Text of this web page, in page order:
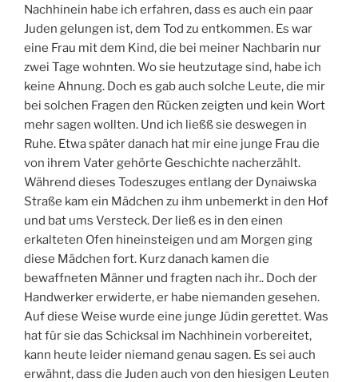
Nachhinein habe ich erfahren, dass es auch ein paar
Juden gelungen ist, dem Tod zu entkommen. Es war
eine Frau mit dem Kind, die bei meiner Nachbarin nur
zwei Tage wohnten. Wo sie heutzutage sind, habe ich
keine Ahnung. Doch es gab auch solche Leute, die mir
bei solchen Fragen den Rücken zeigten und kein Wort
mehr sagen wollten. Und ich ließß sie deswegen in
Ruhe. Etwa später danach hat mir eine junge Frau die
von ihrem Vater gehörte Geschichte nacherzählt.
Während dieses Todeszuges entlang der Dynaiwska
Straße kam ein Mädchen zu ihm unbemerkt in den Hof
und bat ums Versteck. Der ließ es in den einen
erkalteten Ofen hineinsteigen und am Morgen ging
diese Mädchen fort. Kurz danach kamen die
bewaffneten Männer und fragten nach ihr.. Doch der
Handwerker erwiderte, er habe niemanden gesehen.
Auf diese Weise wurde eine junge Jüdin gerettet. Was
hat für sie das Schicksal im Nachhinein vorbereitet,
kann heute leider niemand genau sagen. Es sei auch
erwähnt, dass die Juden auch von den hiesigen Leuten